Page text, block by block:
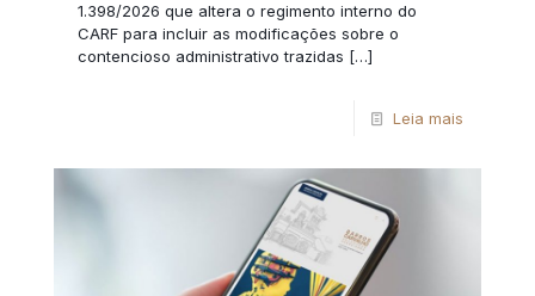
1.398/2026 que altera o regimento interno do
CARF para incluir as modificações sobre o
contencioso administrativo trazidas […]
Leia mais